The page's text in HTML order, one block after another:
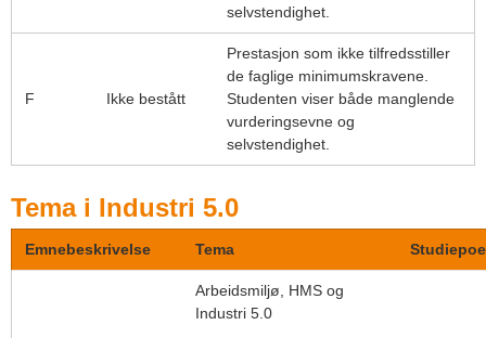
selvstendighet.
F Ikke bestått
Prestasjon som ikke tilfredsstiller
de faglige minimumskravene.
Studenten viser både manglende
vurderingsevne og
selvstendighet.
Tema i Industri 5.0
Emnebeskrivelse Tema
Arbeidsmiljø, HMS og
Industri 5.0